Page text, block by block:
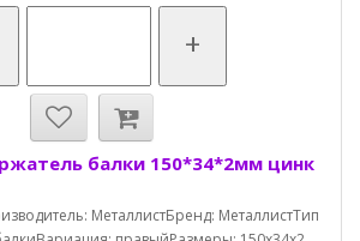
+
балки 150*34*2мм цинк
МеталлистБренд: МеталлистТип